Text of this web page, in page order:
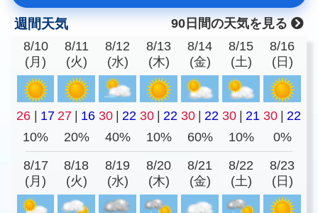
週間天気
90日間の天気を見る
8/10
(月)
8/11
(火)
8/12
(水)
8/13
(木)
8/14
(金)
8/15
(土)
8/16
(日)
26 | 17 27 | 16 30 | 22 30 | 22 30 | 22 30 | 21 30 | 22
10%
20% 40% 10% 60% 10% 0%
8/17
(月)
8/18
(火)
8/19
(水)
8/20
(木)
8/21
(金)
8/22
(土)
8/23
(日)